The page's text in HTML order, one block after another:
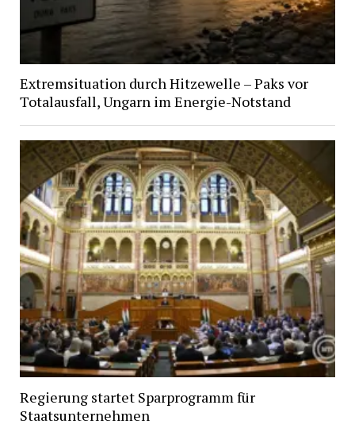
Extremsituation durch Hitzewelle – Paks vor
Totalausfall, Ungarn im Energie-Notstand
Regierung startet Sparprogramm für
Staatsunternehmen